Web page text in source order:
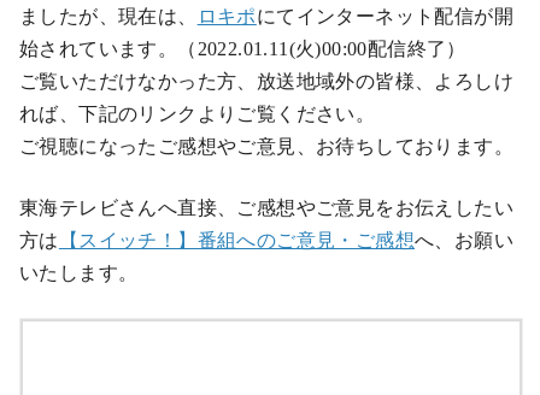
ましたが、現在は、
ロキポにてインターネット配信が開
始されています。（2022.01.11(火)00:00配信終了）
ご覧いただけなかった方、放送地域外の皆様、よろしけ
れば、下記のリンクよりご覧ください。
ご視聴になったご感想やご意見、お待ちしております。
東海テレビさんへ直接、ご感想やご意見をお伝えしたい
方は
【スイッチ！】番組へのご意見・ご感想へ、お願い
いたします。